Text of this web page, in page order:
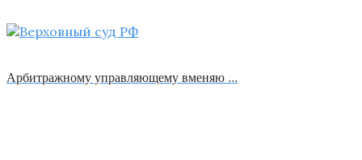
Арбитражному управляющему вменяю …